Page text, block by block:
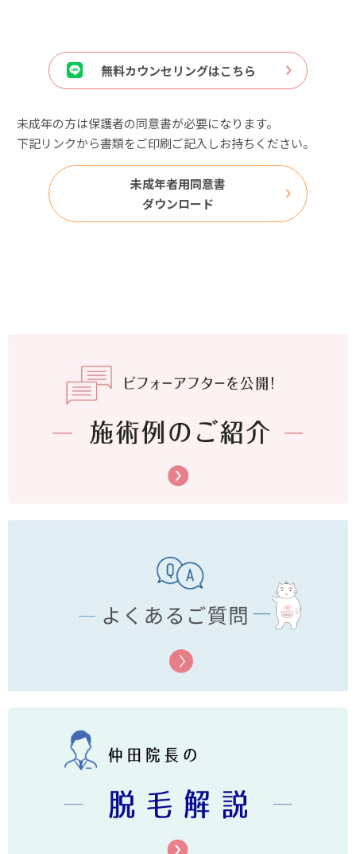
無料カウンセリングはこちら
未成年の方は保護者の同意書が必要になります。
下記リンクから書類をご印刷ご記入しお持ちください。
未成年者用同意書
ダウンロード